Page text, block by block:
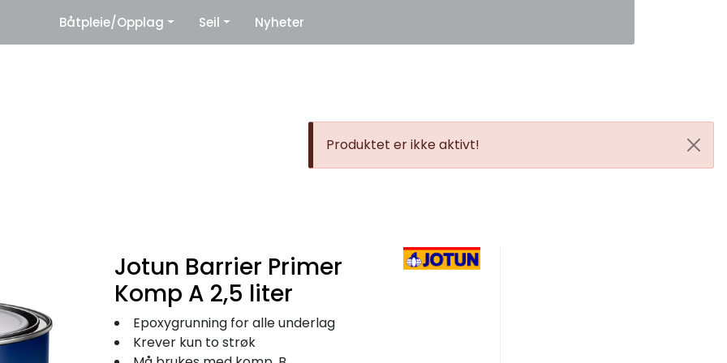
Leverandører
Båtpleie/Opplag Seil Nyheter
Produktet er ikke aktivt!
Jotun Barrier Primer
Komp A 2,5 liter
Epoxygrunning for alle underlag
Krever kun to strøk